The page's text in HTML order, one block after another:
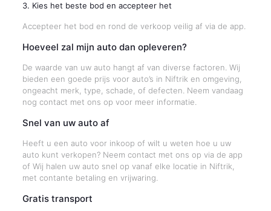
3. Kies het beste bod en accepteer het
Accepteer het bod en rond de verkoop veilig af via de app.
Hoeveel zal mijn auto dan opleveren?
De waarde van uw auto hangt af van diverse factoren. Wij
bieden een goede prijs voor auto’s in Niftrik en omgeving,
ongeacht merk, type, schade, of defecten. Neem vandaag
nog contact met ons op voor meer informatie.
Snel van uw auto af
Heeft u een auto voor inkoop of wilt u weten hoe u uw
auto kunt verkopen? Neem contact met ons op via de app
of Wij halen uw auto snel op vanaf elke locatie in Niftrik,
met contante betaling en vrijwaring.
Gratis transport